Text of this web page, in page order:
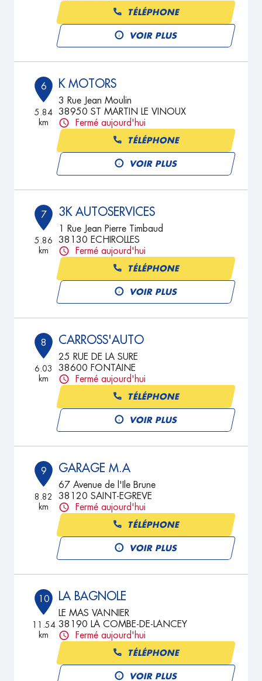
TÉLÉPHONE
VOIR PLUS
6
5.84
km
K MOTORS
3 Rue Jean Moulin
38950 ST MARTIN LE VINOUX
Fermé aujourd'hui
TÉLÉPHONE
VOIR PLUS
7
5.86
km
3K AUTOSERVICES
1 Rue Jean Pierre Timbaud
38130 ECHIROLLES
Fermé aujourd'hui
TÉLÉPHONE
VOIR PLUS
8
6.03
km
CARROSS'AUTO
25 RUE DE LA SURE
38600 FONTAINE
Fermé aujourd'hui
TÉLÉPHONE
VOIR PLUS
9
8.82
km
GARAGE M.A
67 Avenue de l'Ile Brune
38120 SAINT-EGREVE
Fermé aujourd'hui
TÉLÉPHONE
VOIR PLUS
10
11.54
km
LA BAGNOLE
LE MAS VANNIER
38190 LA COMBE-DE-LANCEY
Fermé aujourd'hui
TÉLÉPHONE
VOIR PLUS